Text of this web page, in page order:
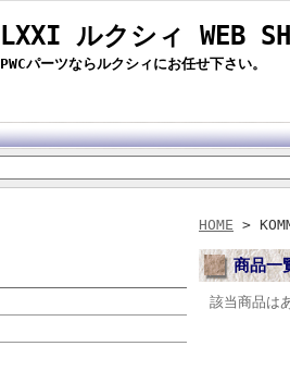
LXXI ルクシィ WEB
PWCパーツならルクシィにお任せ下さい。
HOME >
商品一
該当商品は